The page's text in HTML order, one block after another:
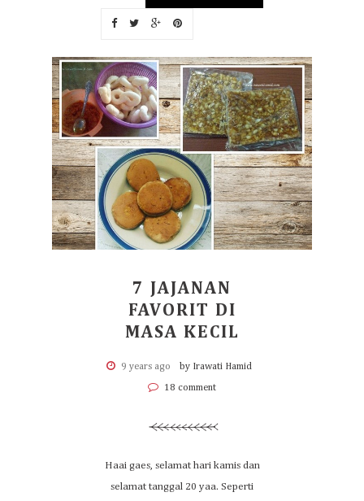
7 JAJANAN
FAVORIT DI
MASA KECIL
9 years ago by Irawati Hamid
18 comment
Haai gaes, selamat hari kamis dan
selamat tanggal 20 yaa. Seperti